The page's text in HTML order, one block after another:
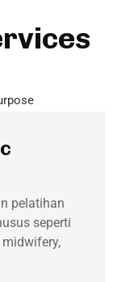
pelatihan
seperti